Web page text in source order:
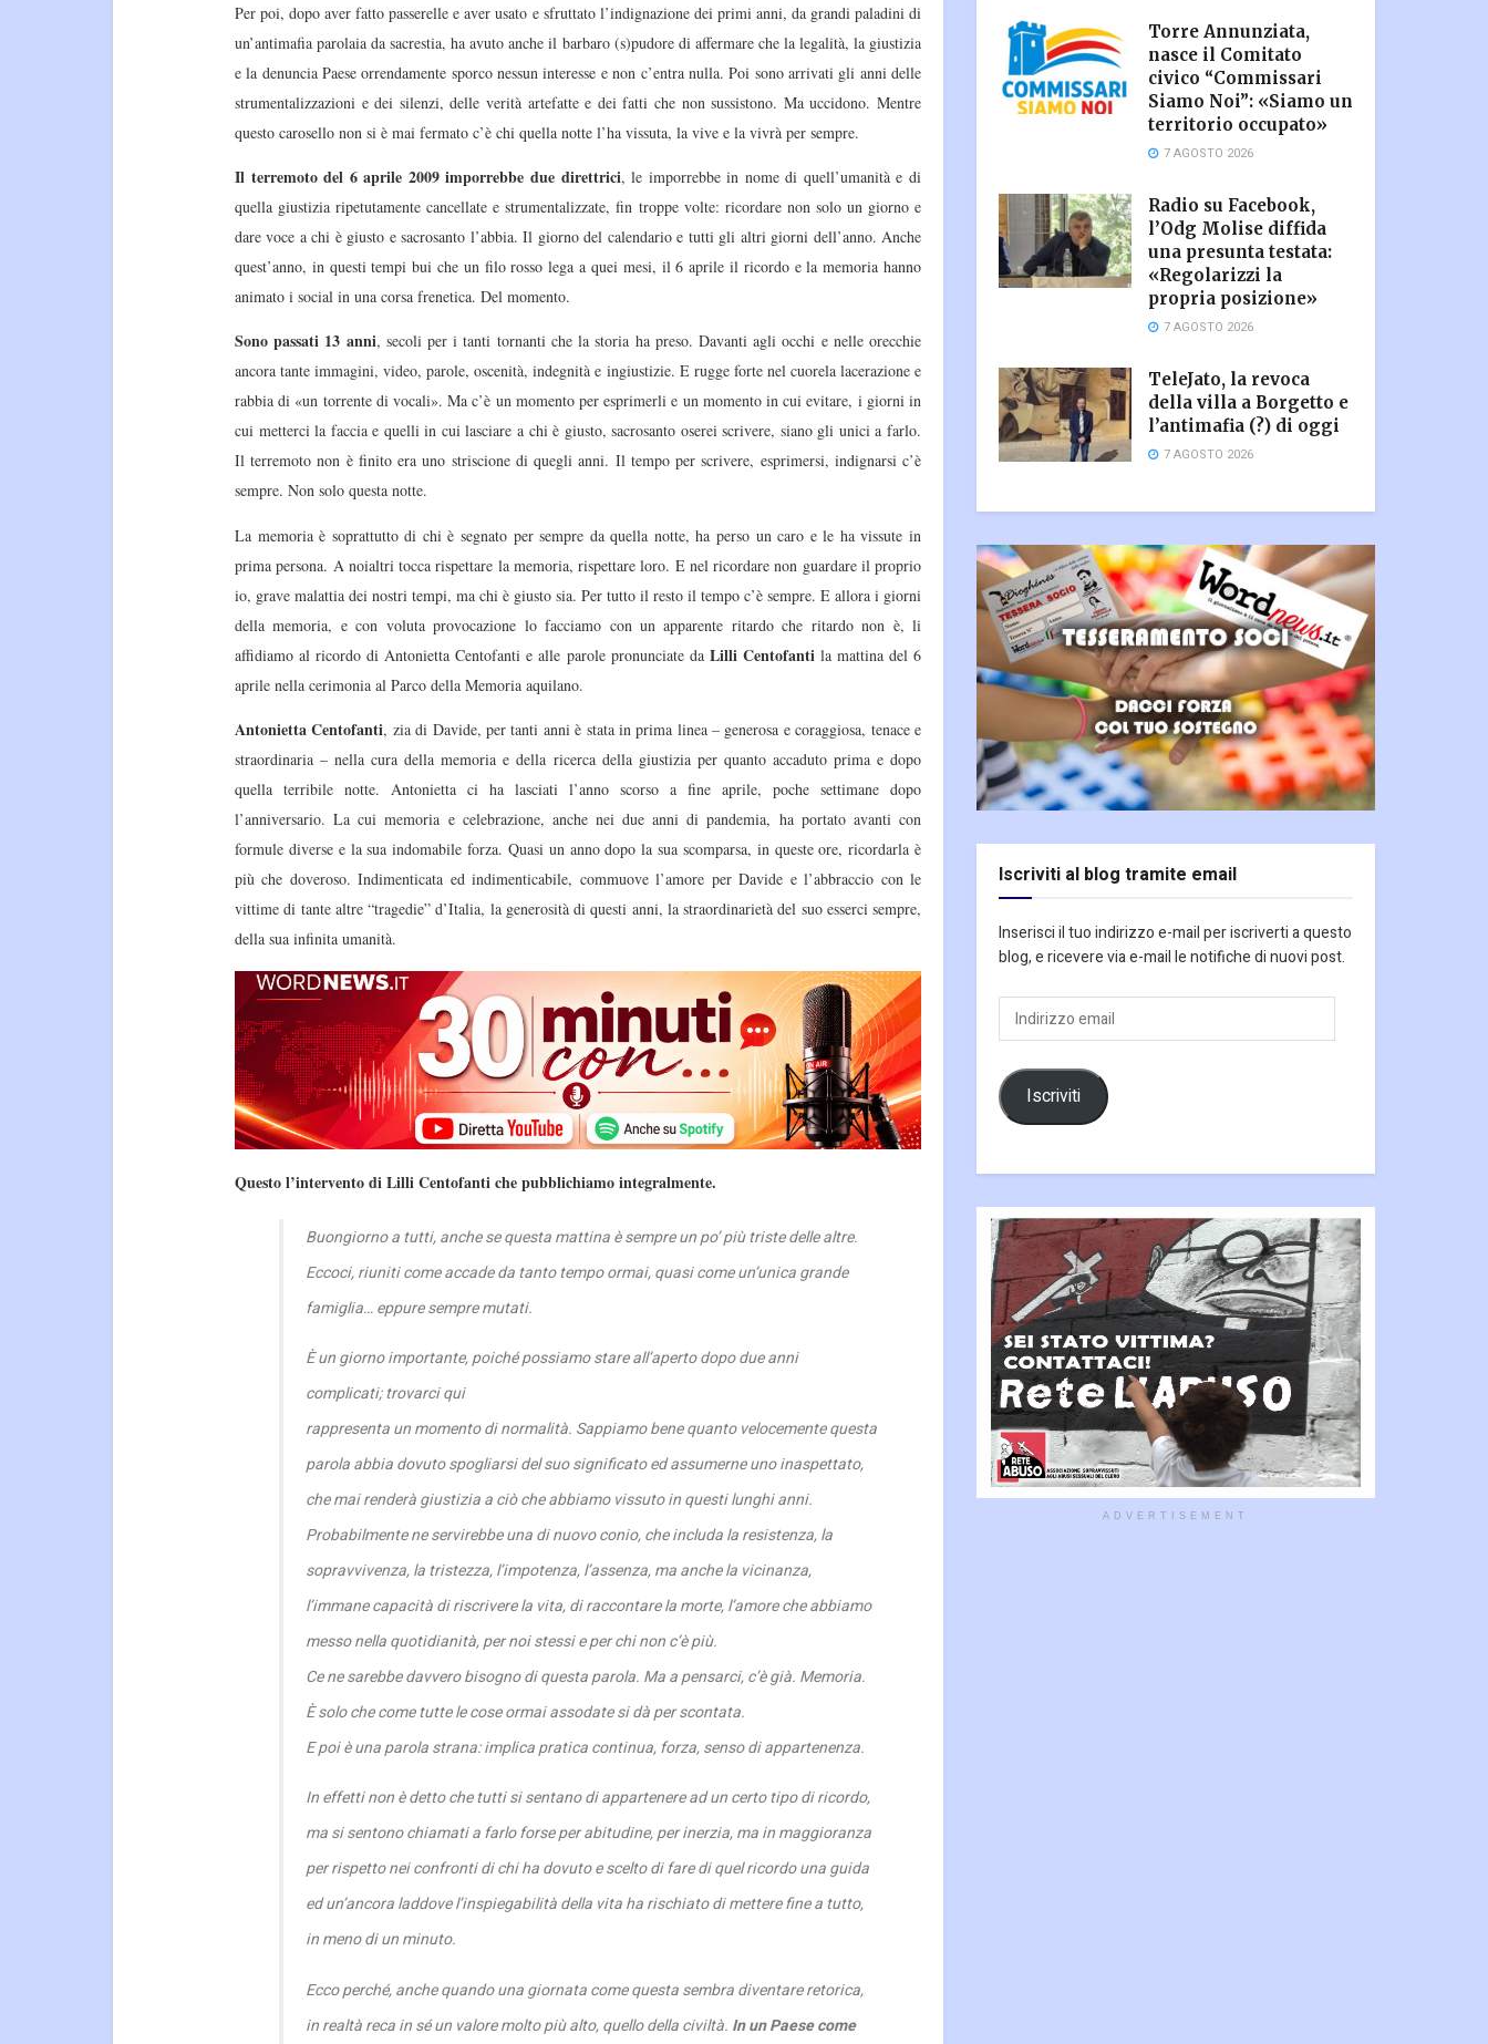
Per poi, dopo aver fatto passerelle e aver usato e sfruttato l’indignazione dei primi anni, da grandi paladini di
un’antimafia parolaia da sacrestia, ha avuto anche il barbaro (s)pudore di affermare che la legalità, la giustizia
e la denuncia Paese orrendamente sporco nessun interesse e non c’entra nulla. Poi sono arrivati gli anni delle
strumentalizzazioni e dei silenzi, delle verità artefatte e dei fatti che non sussistono. Ma uccidono. Mentre
questo carosello non si è mai fermato c’è chi quella notte l’ha vissuta, la vive e la vivrà per sempre.
Il terremoto del 6 aprile 2009 imporrebbe due direttrici, le imporrebbe in nome di quell’umanità e di
quella giustizia ripetutamente cancellate e strumentalizzate, fin troppe volte: ricordare non solo un giorno e
dare voce a chi è giusto e sacrosanto l’abbia. Il giorno del calendario e tutti gli altri giorni dell’anno. Anche
quest’anno, in questi tempi bui che un filo rosso lega a quei mesi, il 6 aprile il ricordo e la memoria hanno
animato i social in una corsa frenetica. Del momento.
Sono passati 13 anni, secoli per i tanti tornanti che la storia ha preso. Davanti agli occhi e nelle orecchie
ancora tante immagini, video, parole, oscenità, indegnità e ingiustizie. E rugge forte nel cuorela lacerazione e
rabbia di «un torrente di vocali». Ma c’è un momento per esprimerli e un momento in cui evitare, i giorni in
cui metterci la faccia e quelli in cui lasciare a chi è giusto, sacrosanto oserei scrivere, siano gli unici a farlo.
Il terremoto non è finito era uno striscione di quegli anni. Il tempo per scrivere, esprimersi, indignarsi c’è
sempre. Non solo questa notte.
La memoria è soprattutto di chi è segnato per sempre da quella notte, ha perso un caro e le ha vissute in
prima persona. A noialtri tocca rispettare la memoria, rispettare loro. E nel ricordare non guardare il proprio
io, grave malattia dei nostri tempi, ma chi è giusto sia. Per tutto il resto il tempo c’è sempre. E allora i giorni
della memoria, e con voluta provocazione lo facciamo con un apparente ritardo che ritardo non è, li
affidiamo al ricordo di Antonietta Centofanti e alle parole pronunciate da Lilli Centofanti la mattina del 6
aprile nella cerimonia al Parco della Memoria aquilano.
Antonietta Centofanti, zia di Davide, per tanti anni è stata in prima linea – generosa e coraggiosa, tenace e
straordinaria – nella cura della memoria e della ricerca della giustizia per quanto accaduto prima e dopo
quella terribile notte. Antonietta ci ha lasciati l’anno scorso a fine aprile, poche settimane dopo
l’anniversario. La cui memoria e celebrazione, anche nei due anni di pandemia, ha portato avanti con
formule diverse e la sua indomabile forza. Quasi un anno dopo la sua scomparsa, in queste ore, ricordarla è
più che doveroso. Indimenticata ed indimenticabile, commuove l’amore per Davide e l’abbraccio con le
vittime di tante altre “tragedie” d’Italia, la generosità di questi anni, la straordinarietà del suo esserci sempre,
della sua infinita umanità.
Questo l’intervento di Lilli Centofanti che pubblichiamo integralmente.
Buongiorno a tutti, anche se questa mattina è sempre un po’ più triste delle altre.
Eccoci, riuniti come accade da tanto tempo ormai, quasi come un’unica grande
famiglia… eppure sempre mutati.
È un giorno importante, poiché possiamo stare all’aperto dopo due anni
complicati; trovarci qui
rappresenta un momento di normalità. Sappiamo bene quanto velocemente questa
parola abbia dovuto spogliarsi del suo significato ed assumerne uno inaspettato,
che mai renderà giustizia a ciò che abbiamo vissuto in questi lunghi anni.
Probabilmente ne servirebbe una di nuovo conio, che includa la resistenza, la
sopravvivenza, la tristezza, l’impotenza, l’assenza, ma anche la vicinanza,
l’immane capacità di riscrivere la vita, di raccontare la morte, l’amore che abbiamo
messo nella quotidianità, per noi stessi e per chi non c’è più.
Ce ne sarebbe davvero bisogno di questa parola. Ma a pensarci, c’è già. Memoria.
È solo che come tutte le cose ormai assodate si dà per scontata.
E poi è una parola strana: implica pratica continua, forza, senso di appartenenza.
In effetti non è detto che tutti si sentano di appartenere ad un certo tipo di ricordo,
ma si sentono chiamati a farlo forse per abitudine, per inerzia, ma in maggioranza
per rispetto nei confronti di chi ha dovuto e scelto di fare di quel ricordo una guida
ed un’ancora laddove l’inspiegabilità della vita ha rischiato di mettere fine a tutto,
in meno di un minuto.
Ecco perché, anche quando una giornata come questa sembra diventare retorica,
in realtà reca in sé un valore molto più alto, quello della civiltà. In un Paese come
Torre Annunziata,
nasce il Comitato
civico “Commissari
Siamo Noi”: «Siamo un
territorio occupato»
7 AGOSTO 2026
Radio su Facebook,
l’Odg Molise diffida
una presunta testata:
«Regolarizzi la
propria posizione»
7 AGOSTO 2026
TeleJato, la revoca
della villa a Borgetto e
l’antimafia (?) di oggi
7 AGOSTO 2026
Iscriviti al blog tramite email
Inserisci il tuo indirizzo e-mail per iscriverti a questo
blog, e ricevere via e-mail le notifiche di nuovi post.
Indirizzo
email
Iscriviti
ADVERTISEMENT